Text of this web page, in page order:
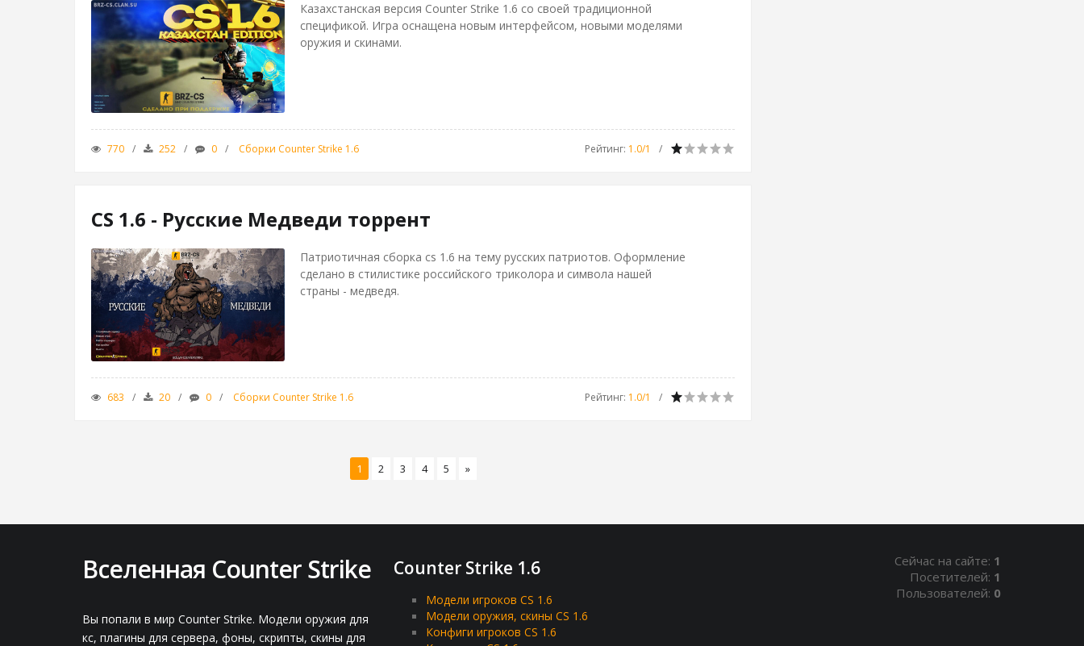
Казахстанская версия Counter Strike 1.6 со своей традиционной
спецификой. Игра оснащена новым интерфейсом, новыми моделями
оружия и скинами.
770 252 0 Сборки Counter Strike 1.6 Рейтинг: 1.0/1
CS 1.6 - Русские Медведи торрент
Патриотичная сборка cs 1.6 на тему русских патриотов. Оформление
сделано в стилистике российского триколора и символа нашей
страны - медведя.
683 20 0 Сборки Counter Strike 1.6 Рейтинг: 1.0/1
1 2 3 4 5 »
Вселенная Counter Strike
Вы попали в мир Counter Strike. Модели оружия для
кс, плагины для сервера, фоны, скрипты, скины для
Counter Strike 1.6
Модели игроков CS 1.6
Модели оружия, скины CS 1.6
Конфиги игроков CS 1.6
Сейчас на сайте: 1
Посетителей: 1
Пользователей: 0